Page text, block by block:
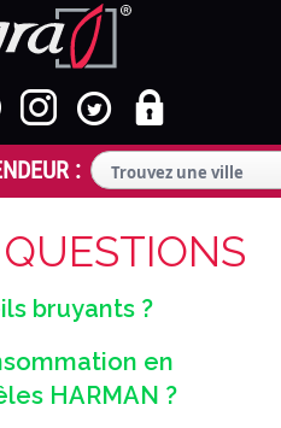
bruyants ?
en
HARMAN ?